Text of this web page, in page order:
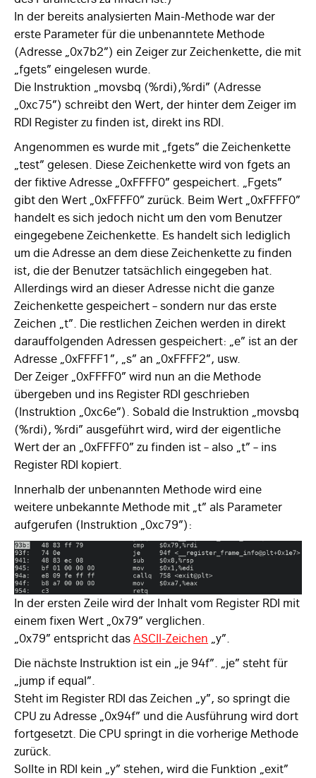
In der bereits analysierten Main-Methode war der
erste Parameter für die unbenanntete Methode
(Adresse „0x7b2”) ein Zeiger zur Zeichenkette, die mit
„fgets” eingelesen wurde.
Die Instruktion „movsbq (%rdi),%rdi” (Adresse
„0xc75”) schreibt den Wert, der hinter dem Zeiger im
RDI Register zu finden ist, direkt ins RDI.
Angenommen es wurde mit „fgets” die Zeichenkette
„test” gelesen. Diese Zeichenkette wird von fgets an
der fiktive Adresse „0xFFFF0” gespeichert. „Fgets”
gibt den Wert „0xFFFF0” zurück. Beim Wert „0xFFFF0”
handelt es sich jedoch nicht um den vom Benutzer
eingegebene Zeichenkette. Es handelt sich lediglich
um die Adresse an dem diese Zeichenkette zu finden
ist, die der Benutzer tatsächlich eingegeben hat.
Allerdings wird an dieser Adresse nicht die ganze
Zeichenkette gespeichert – sondern nur das erste
Zeichen „t”. Die restlichen Zeichen werden in direkt
darauffolgenden Adressen gespeichert: „e” ist an der
Adresse „0xFFFF1”, „s” an „0xFFFF2”, usw.
Der Zeiger „0xFFFF0” wird nun an die Methode
übergeben und ins Register RDI geschrieben
(Instruktion „0xc6e”). Sobald die Instruktion „movsbq
(%rdi), %rdi” ausgeführt wird, wird der eigentliche
Wert der an „0xFFFF0” zu finden ist – also „t” – ins
Register RDI kopiert.
Innerhalb der unbenannten Methode wird eine
weitere unbekannte Methode mit „t” als Parameter
aufgerufen (Instruktion „0xc79”):
In der ersten Zeile wird der Inhalt vom Register RDI mit
einem fixen Wert „0x79” verglichen.
„0x79” entspricht das ASCII-Zeichen „y”.
Die nächste Instruktion ist ein „je 94f”. „je” steht für
„jump if equal”.
Steht im Register RDI das Zeichen „y”, so springt die
CPU zu Adresse „0x94f” und die Ausführung wird dort
fortgesetzt. Die CPU springt in die vorherige Methode
zurück.
Sollte in RDI kein „y” stehen, wird die Funktion „exit”